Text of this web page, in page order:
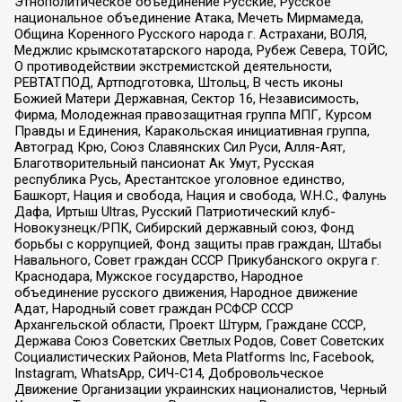
национальное объединение Атака, Мечеть Мирмамеда,
Община Коренного Русского народа г. Астрахани, ВОЛЯ,
Меджлис крымскотатарского народа, Рубеж Севера, ТОЙС,
О противодействии экстремистской деятельности,
РЕВТАТПОД, Артподготовка, Штольц, В честь иконы
Божией Матери Державная, Сектор 16, Независимость,
Фирма, Молодежная правозащитная группа МПГ, Курсом
Правды и Единения, Каракольская инициативная группа,
Автоград Крю, Союз Славянских Сил Руси, Алля-Аят,
Благотворительный пансионат Ак Умут, Русская
республика Русь, Арестантское уголовное единство,
Башкорт, Нация и свобода, Нация и свобода, W.H.С., Фалунь
Дафа, Иртыш Ultras, Русский Патриотический клуб-
Новокузнецк/РПК, Сибирский державный союз, Фонд
борьбы с коррупцией, Фонд защиты прав граждан, Штабы
Навального, Совет граждан СССР Прикубанского округа г.
Краснодара, Мужское государство, Народное
объединение русского движения, Народное движение
Адат, Народный совет граждан РСФСР СССР
Архангельской области, Проект Штурм, Граждане СССР,
Держава Союз Советских Светлых Родов, Совет Советских
Социалистических Районов, Meta Platforms Inc, Facebook,
Instagram, WhatsApp, СИЧ-С14, Добровольческое
Движение Организации украинских националистов, Черный